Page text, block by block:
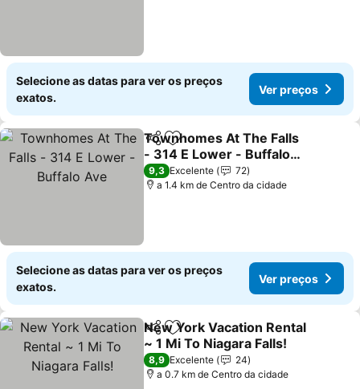
Selecione as datas para ver os preços
exatos.
Ver preços
PartilharAdicionar aos favoritos
Townhomes At The Falls
- 314 E Lower - Buffalo
Ave
Ver preços
9,3 Excelente
72
a 1.4 km de Centro da cidade
Selecione as datas para ver os preços
exatos.
Ver preços
PartilharAdicionar aos favoritos
New York Vacation Rental
~ 1 Mi To Niagara Falls!
Ver preços
8,9 Excelente
24
a 0.7 km de Centro da cidade